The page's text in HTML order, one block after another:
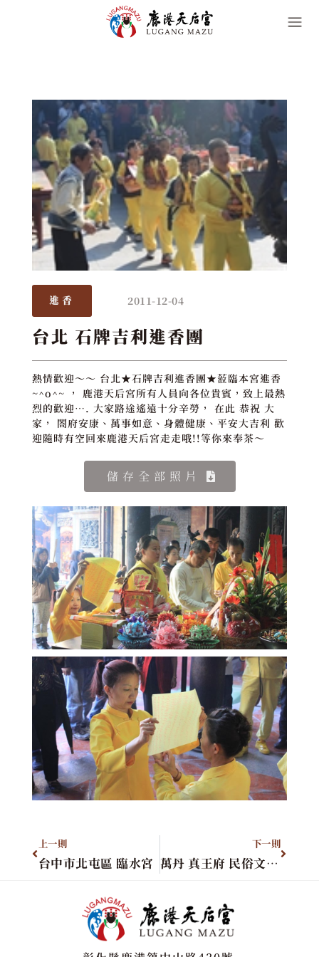
進香 2011-12-04
台北 石牌吉利進香團
熱情歡迎～～ 台北★石牌吉利進香團★蒞臨本宮進香
~^o^~ ， 鹿港天后宮所有人員向各位貴賓，致上最熱
烈的歡迎…. 大家路途遙遠十分辛勞， 在此 恭祝 大
家， 閤府安康、萬事如意、身體健康、平安大吉利 歡
迎隨時有空回來鹿港天后宮走走哦!!等你來奉茶～
儲存全部照片
上一則
台中市北屯區 臨水宮
下一則
萬丹 真王府 民俗文化協會